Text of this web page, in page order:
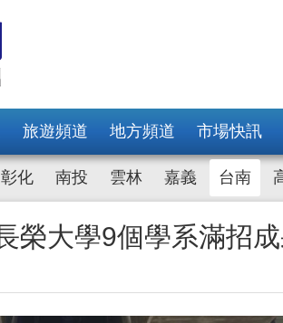
旅遊頻道 地方頻道 市場快訊
彰化 南投 雲林 嘉義 台南
大學9個學系滿招